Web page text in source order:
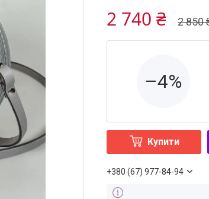
2 850
2 740 ₴
–4%
Купити
+380 (67) 977-84-94